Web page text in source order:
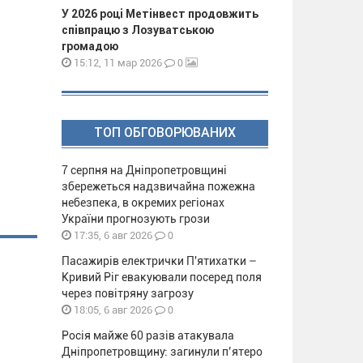
У 2026 році Метінвест продовжить
співпрацю з Лозуватською
громадою
15:12, 11 мар 2026 0
ТОП ОБГОВОРЮВАНИХ
7 серпня на Дніпропетровщині
збережеться надзвичайна пожежна
небезпека, в окремих регіонах
України прогнозують грози
17:35, 6 авг 2026 0
Пасажирів електрички П'ятихатки –
Кривий Ріг евакуювали посеред поля
через повітряну загрозу
18:05, 6 авг 2026 0
Росія майже 60 разів атакувала
Дніпропетровщину: загинули п’ятеро